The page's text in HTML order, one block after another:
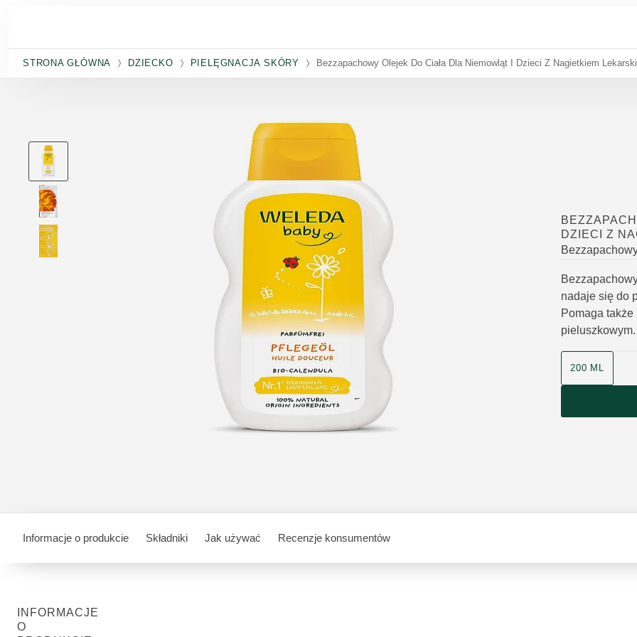
STRONA GŁÓWNA DZIECKO PIELĘGNACJA SKÓRY Bezzapachowy Olejek Do Ciała Dla Niemowląt I Dzieci Z Nagietkiem
DZIECI Z
nadaje się do
Pomaga
pieluszkowym.
200 ML
Informacje o produkcie Składniki Jak używać Recenzje konsumentów
INFORMACJE
O